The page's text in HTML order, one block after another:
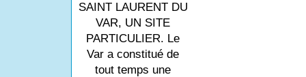
SAINT LAURENT DU
VAR, UN SITE
PARTICULIER. Le
Var a constitué de
tout temps une